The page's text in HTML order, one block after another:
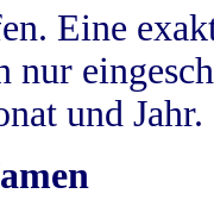
Eine
nur
und Jahr.